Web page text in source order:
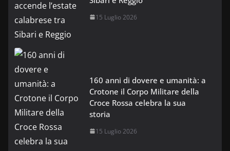
15 Luglio 2026
160 anni di dovere e umanità: a
Crotone il Corpo Militare della
Croce Rossa celebra la sua
storia
15 Luglio 2026